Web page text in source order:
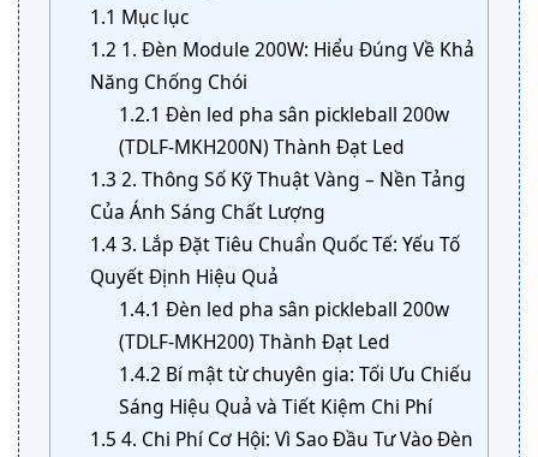
1.1 Mục lục
1.2 1. Đèn Module 200W: Hiểu Đúng Về Khả
Năng Chống Chói
1.2.1 Đèn led pha sân pickleball 200w
(TDLF-MKH200N) Thành Đạt Led
1.3 2. Thông Số Kỹ Thuật Vàng – Nền Tảng
Của Ánh Sáng Chất Lượng
1.43. Lắp Đặt Tiêu Chuẩn Quốc Tế: Yếu Tố
Quyết Định Hiệu Quả
1.4.1 Đèn led pha sân pickleball 200w
(TDLF-MKH200) Thành Đạt Led
1.4.2 Bí mật từ chuyên gia: Tối Ưu Chiếu
Sáng Hiệu Quả và Tiết Kiệm Chi Phí
1.5 4. Chi Phí Cơ Hội: Vì Sao Đầu Tư Vào Đèn